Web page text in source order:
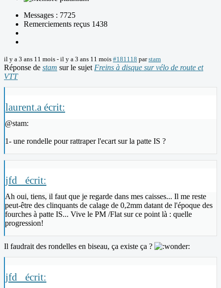
Messages : 7725
Remerciements reçus 1438
il y a 3 ans 11 mois - il y a 3 ans 11 mois #181118 parstam
Réponse de stam sur le sujet Freins à disque sur vélo de route et
VTT
laurent.a écrit:
@stam:
1- une rondelle pour rattraper l'ecart sur la patte IS ?
jfd_ écrit:
Ah oui, tiens, il faut que je regarde dans mes caisses... Il me reste
peut-être des clinquants de calage de 0,2mm datant de l'époque des
fourches à patte IS... Vive le PM /Flat sur ce point là : quelle
progression!
Il faudrait des rondelles en biseau, ça existe ça ?
jfd_ écrit: